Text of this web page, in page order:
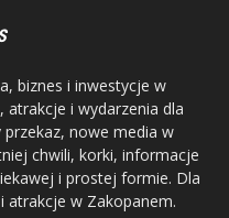
biznes i inwestycje w
atrakcje i wydarzenia dla
nowe media w
chwili, korki, informacje
i prostej formie. Dla
atrakcje w Zakopanem.